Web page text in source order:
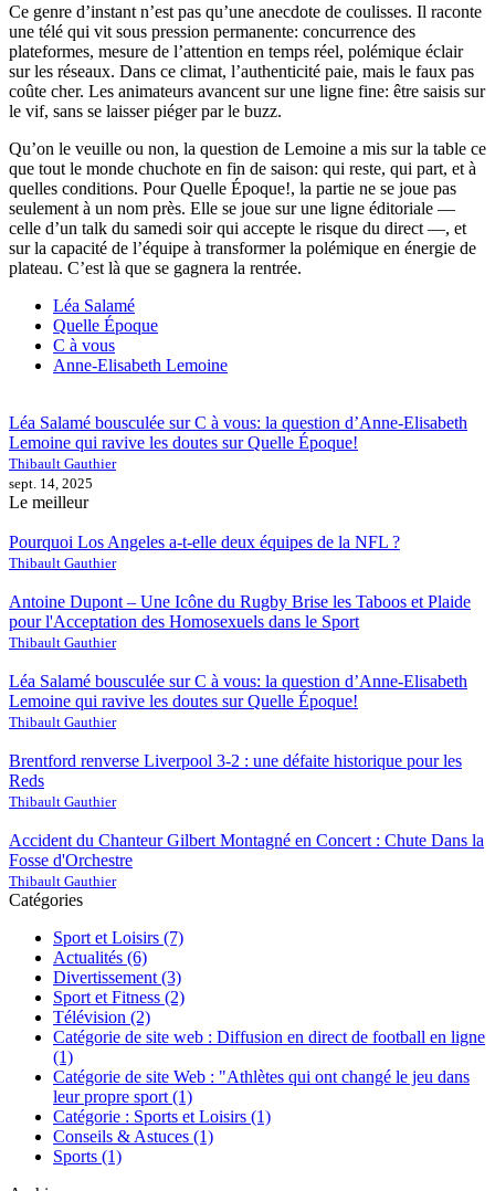
Ce genre d’instant n’est pas qu’une anecdote de coulisses. Il raconte
une télé qui vit sous pression permanente: concurrence des
plateformes, mesure de l’attention en temps réel, polémique éclair
sur les réseaux. Dans ce climat, l’authenticité paie, mais le faux pas
coûte cher. Les animateurs avancent sur une ligne fine: être saisis sur
le vif, sans se laisser piéger par le buzz.
Qu’on le veuille ou non, la question de Lemoine a mis sur la table ce
que tout le monde chuchote en fin de saison: qui reste, qui part, et à
quelles conditions. Pour Quelle Époque!, la partie ne se joue pas
seulement à un nom près. Elle se joue sur une ligne éditoriale —
celle d’un talk du samedi soir qui accepte le risque du direct —, et
sur la capacité de l’équipe à transformer la polémique en énergie de
plateau. C’est là que se gagnera la rentrée.
Léa Salamé
Quelle Époque
C à vous
Anne-Elisabeth Lemoine
Léa Salamé bousculée sur C à vous: la question d’Anne-Elisabeth
Lemoine qui ravive les doutes sur Quelle Époque!
Thibault Gauthier
sept. 14, 2025
Le meilleur
Pourquoi Los Angeles a-t-elle deux équipes de la NFL ?
Thibault Gauthier
Antoine Dupont – Une Icône du Rugby Brise les Taboos et Plaide
pour l'Acceptation des Homosexuels dans le Sport
Thibault Gauthier
Léa Salamé bousculée sur C à vous: la question d’Anne-Elisabeth
Lemoine qui ravive les doutes sur Quelle Époque!
Thibault Gauthier
Brentford renverse Liverpool 3-2 : une défaite historique pour les
Reds
Thibault Gauthier
Accident du Chanteur Gilbert Montagné en Concert : Chute Dans la
Fosse d'Orchestre
Thibault Gauthier
Catégories
Sport et Loisirs (7)
Actualités (6)
Divertissement (3)
Sport et Fitness (2)
Télévision (2)
Catégorie de site web : Diffusion en direct de football en ligne
(1)
Catégorie de site Web : "Athlètes qui ont changé le jeu dans
leur propre sport (1)
Catégorie : Sports et Loisirs (1)
Conseils & Astuces (1)
Sports (1)